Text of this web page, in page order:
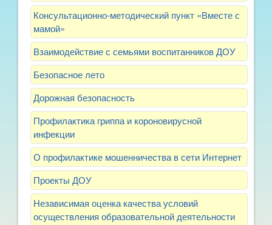
Консультационно-методический пункт «Вместе с
мамой»
Взаимодействие с семьями воспитанников ДОУ
Безопасное лето
Дорожная безопасность
Профилактика гриппа и короновирусной
инфекции
О профилактике мошенничества в сети Интернет
Проекты ДОУ
Независимая оценка качества условий
осуществления образовательной деятельности